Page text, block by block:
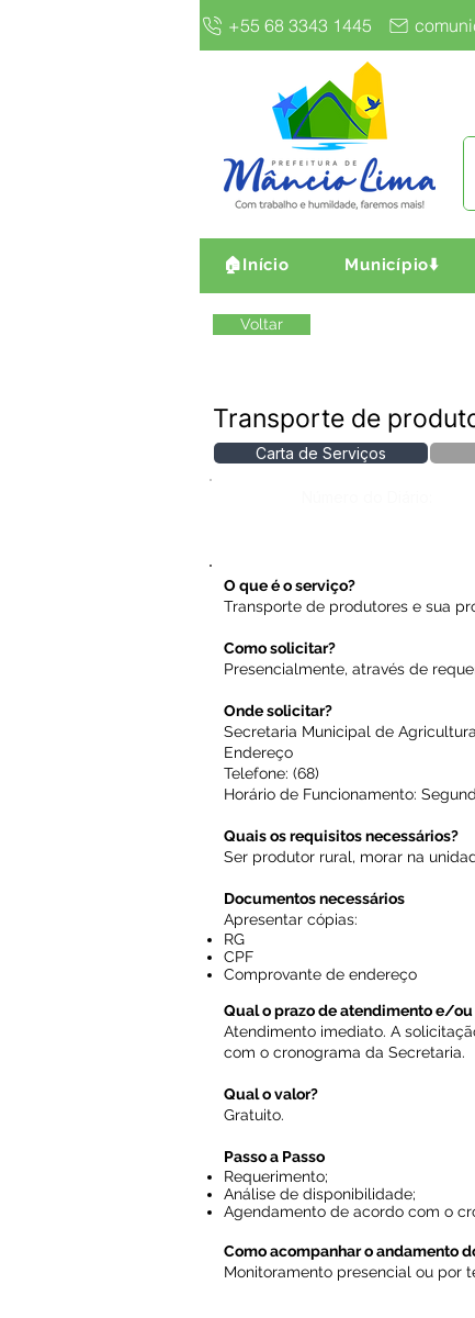
+55 68 3343 1445
🏠Início Município⬇️
Voltar
Transporte de
Carta de Serviços
O que é o serviço?
Transporte de produtores e sua
Como solicitar?
Presencialmente, através de
Onde solicitar?
Secretaria Municipal de Agricultura
Endereço
Telefone: (68)
Horário de Funcionamento:
Quais os requisitos necessários?
Ser produtor rural, morar na
Documentos necessários
Apresentar cópias:
RG
CPF
Comprovante de endereço
Qual o prazo de atendimento e/
Atendimento imediato. A
com o cronograma da Secretaria.
Qual o valor?
Gratuito.
Passo a Passo
Requerimento;
Análise de disponibilidade;
Agendamento de acordo com o
Como acompanhar o andamento
Monitoramento presencial ou por